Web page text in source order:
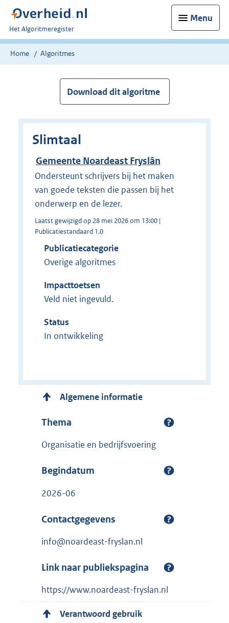
Menu
U
bent
nu
Het Algoritmeregister
Home Algoritmes
Download dit algoritme
Slimtaal
Gemeente Noardeast Fryslân
Ondersteunt schrijvers bij het maken
van goede teksten die passen bij het
onderwerp en de lezer.
Laatst gewijzigd op 28 mei 2026 om 13:00 |
Publicatiestandaard 1.0
Publicatiecategorie
Overige algoritmes
Impacttoetsen
Veld niet ingevuld.
Status
In ontwikkeling
Algemene informatie
Thema
Organisatie en bedrijfsvoering
Begindatum
2026-06
Contactgegevens
info@noardeast-fryslan.nl
Link naar publiekspagina
https://www.noardeast-fryslan.nl
Verantwoord gebruik